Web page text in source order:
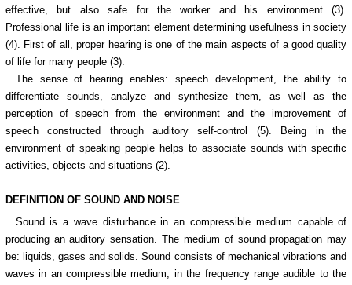
effective, but also safe for the worker and his environment (3).
Professional life is an important element determining usefulness in society
(4). First of all, proper hearing is one of the main aspects of a good quality
of life for many people (3).
The sense of hearing enables: speech development, the ability to
differentiate sounds, analyze and synthesize them, as well as the
perception of speech from the environment and the improvement of
speech constructed through auditory self-control (5). Being in the
environment of speaking people helps to associate sounds with specific
activities, objects and situations (2).
DEFINITION OF SOUND AND NOISE
Sound is a wave disturbance in an compressible medium capable of
producing an auditory sensation. The medium of sound propagation may
be: liquids, gases and solids. Sound consists of mechanical vibrations and
waves in an compressible medium, in the frequency range audible to the